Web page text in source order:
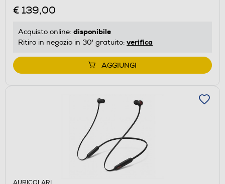
€ 139,00
Acquisto online: disponibile
Ritiro in negozio in 30' gratuito: verifica
AGGIUNGI